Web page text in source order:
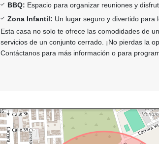
BBQ: Espacio para organizar reuniones y
Zona Infantil: Un lugar seguro y divertido para
Esta casa no solo te ofrece las comodidades de
servicios de un conjunto cerrado. ¡No pierdas la
Contáctanos para más información o para